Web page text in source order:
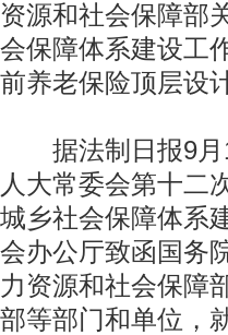
资源和社会保障部
会保障体系建设工
前养老保险顶层设
据法制日报9月
人大常委会第十二
城乡社会保障体系
会办公厅致函国务
力资源和社会保障
部等部门和单位，